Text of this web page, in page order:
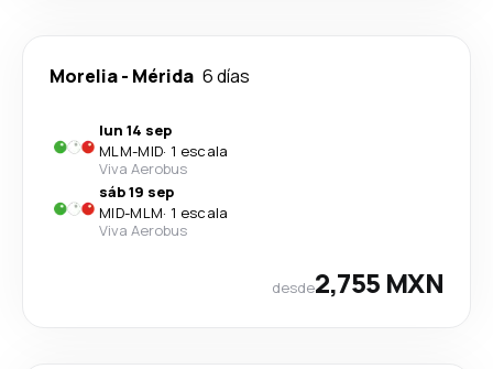
Morelia- Mérida 6 días
lun 14 sep
MLM-MID· 1 escala
Viva Aerobus
sáb 19 sep
MID-MLM· 1 escala
Viva Aerobus
desde2,755 MXN